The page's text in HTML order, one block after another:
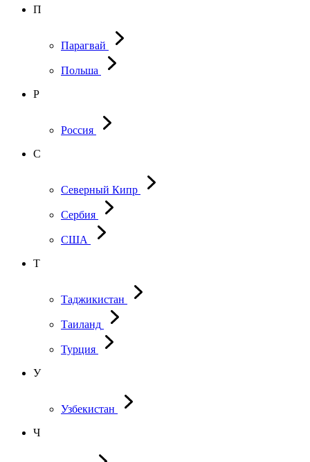
П
Парагвай
Польша
Р
Россия
С
Северный Кипр
Сербия
США
Т
Таджикистан
Таиланд
Турция
У
Узбекистан
Ч